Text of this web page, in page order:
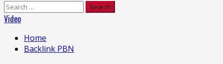
Search
for:
Video
Home
Backlink PBN